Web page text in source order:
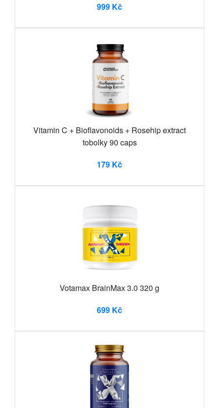
999 Kč
Vitamin C + Bioflavonoids + Rosehip extract
tobolky 90 caps
179 Kč
Votamax BrainMax 3.0 320 g
699 Kč